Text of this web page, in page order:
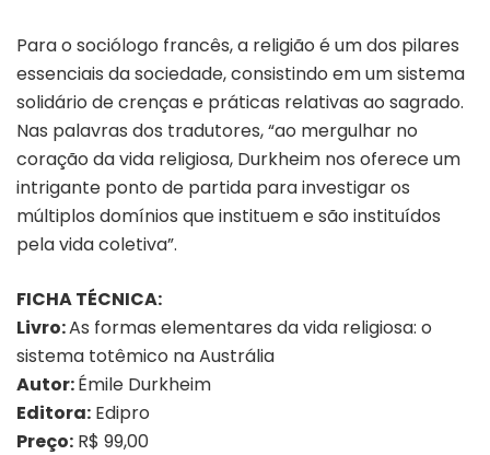
Para o sociólogo francês, a religião é um dos pilares
essenciais da sociedade, consistindo em um sistema
solidário de crenças e práticas relativas ao sagrado.
Nas palavras dos tradutores, “ao mergulhar no
coração da vida religiosa, Durkheim nos oferece um
intrigante ponto de partida para investigar os
múltiplos domínios que instituem e são instituídos
pela vida coletiva”.
FICHA TÉCNICA:
Livro:As formas elementares da vida religiosa: o
sistema totêmico na Austrália
Autor:Émile Durkheim
Editora: Edipro
Preço: R$ 99,00